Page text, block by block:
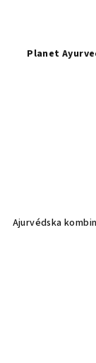
Planet
Ajurvédska